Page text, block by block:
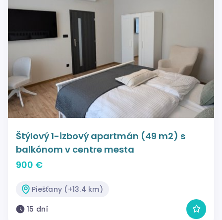
Štýlový 1-izbový apartmán (49 m2) s
balkónom v centre mesta
900 €
Piešťany (+13.4 km)
15 dní